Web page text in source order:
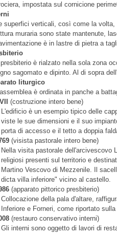
impostata sul cornicione
superfici verticali, così come la
muraria sono state mantenute,
è in lastre di pietra a
presbiterio è rialzato nella sola zona
sagomato e dipinto. Al di sopra
liturgico
è ordinata in panche a
(costruzione intero bene)
L'edificio è un esempio tipico delle
viste le sue dimensioni e il suo
porta di accesso e il tetto a doppia
(visista pastorale intero bene)
Nella visita pastorale dell'arcivescovo
religiosi presenti sul territorio e
Martino Vescovo di Mezzenile. Il
dicta villa inferiore" vicino al castello.
(apparato pittorico presbiterio)
Collocazione della pala d'altare,
Inferiore e Forneri, come riportato
(restauro conservativo interni)
Gli interni sono oggetto di lavori di